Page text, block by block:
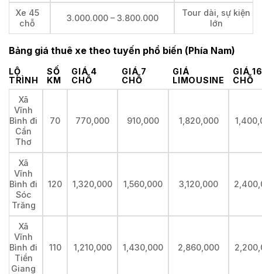
Xe 45
chỗ
3.000.000 – 3.800.000
Tour dài, sự kiện
lớn
Bảng giá thuê xe theo tuyến phổ biến (Phía Nam)
LỘ
TRÌNH
SỐ
KM
GIÁ 4
CHỖ
GIÁ 7
CHỖ
GIÁ
LIMOUSINE
GIÁ 16
CHỖ
Xã
Vĩnh
Bình đi
Cần
Thơ
70 770,000 910,000 1,820,000
Xã
Vĩnh
Bình đi
Sóc
Trăng
120 1,320,000 1,560,000 3,120,000
Xã
Vĩnh
Bình đi
Tiền
Giang
110 1,210,000 1,430,000 2,860,000